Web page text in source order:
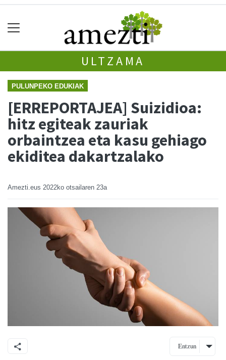
ULTZAMA
PULUNPEKO EDUKIAK
[ERREPORTAJEA] Suizidioa:
hitz egiteak zauriak
orbaintzea eta kasu gehiago
ekiditea dakartzalako
Amezti.eus 2022ko otsailaren 23a
Entzun